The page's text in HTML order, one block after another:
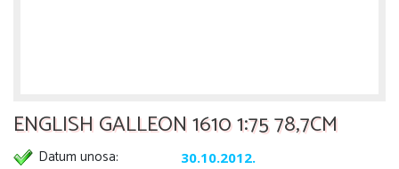
ENGLISH GALLEON 1610 1:75 78,7CM
Datum unosa: 30.10.2012.